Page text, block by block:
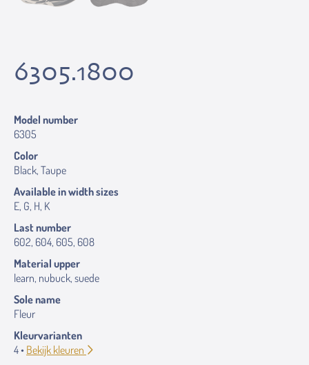
6305.1800
Model number
6305
Color
Black, Taupe
Available in width sizes
E, G, H, K
Last number
602, 604, 605, 608
Material upper
learn, nubuck, suede
Sole name
Fleur
Kleurvarianten
4 • Bekijk kleuren